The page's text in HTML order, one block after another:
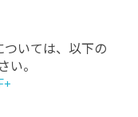
いては、以下の
い。